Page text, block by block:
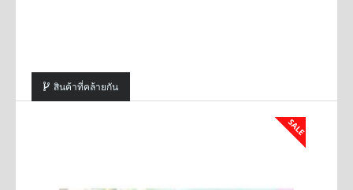
สินค้าที่คล้ายกัน
SALE